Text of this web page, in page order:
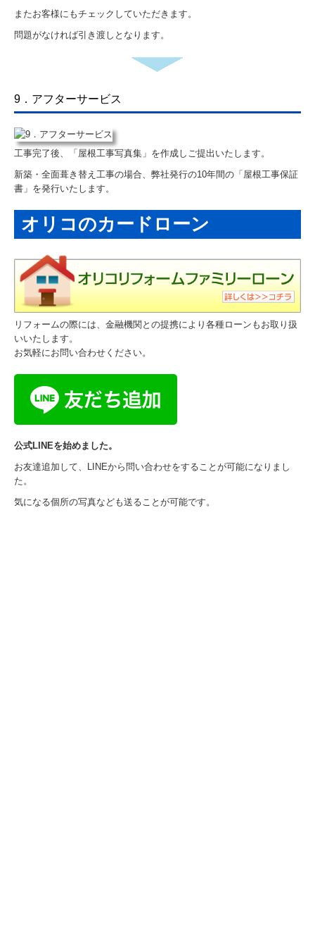
またお客様にもチェックしていただきます。
問題がなければ引き渡しとなります。
9．アフターサービス
工事完了後、「屋根工事写真集」を作成しご提出いたします。
新築・全面葺き替え工事の場合、弊社発行の10年間の「屋根工事保証
書」を発行いたします。
オリコのカードローン
リフォームの際には、金融機関との提携により各種ローンもお取り扱
いいたします。
お気軽にお問い合わせください。
公式LINEを始めました。
お友達追加して、LINEから問い合わせをすることが可能になりまし
た。
気になる個所の写真なども送ることが可能です。